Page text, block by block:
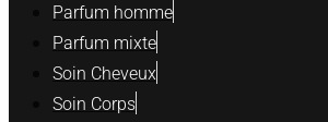
Parfum homme
Parfum mixte
Soin Cheveux
Soin Corps